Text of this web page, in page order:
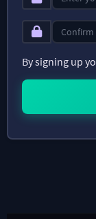
By signing up